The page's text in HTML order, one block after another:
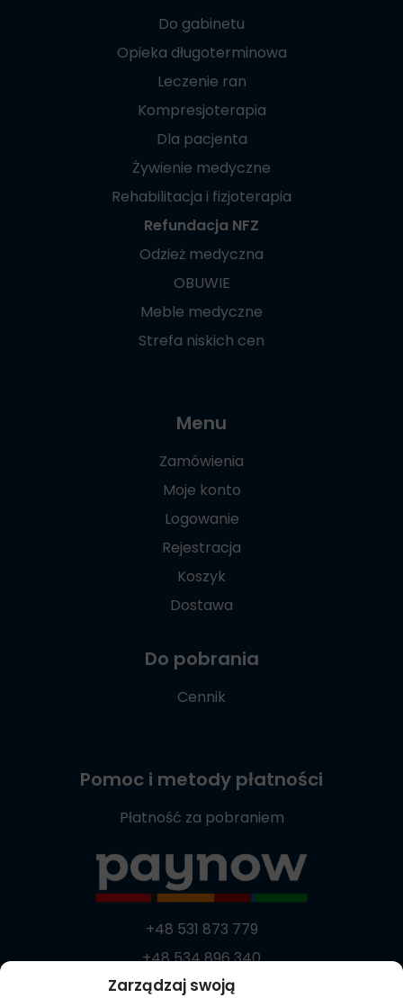
Zarządzaj swoją
Do gabinetu
Opieka długoterminowa
Leczenie ran
Kompresjoterapia
Dla pacjenta
Żywienie medyczne
Rehabilitacja i fizjoterapia
Refundacja NFZ
Odzież medyczna
OBUWIE
Meble medyczne
Strefa niskich cen
Menu
Zamówienia
Moje konto
Logowanie
Rejestracja
Koszyk
Dostawa
Do pobrania
Cennik
Pomoc i metody płatności
Płatność za pobraniem
+48 531 873 779
+48 534 896 340
+48 537 869 373